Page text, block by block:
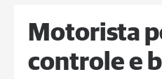
Motorista
controle e